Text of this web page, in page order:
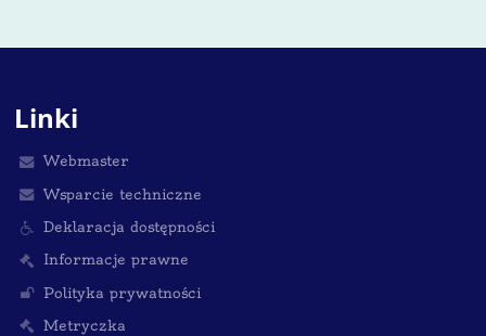
Linki
Webmaster
Wsparcie techniczne
Deklaracja dostępności
Informacje prawne
Polityka prywatności
Metryczka